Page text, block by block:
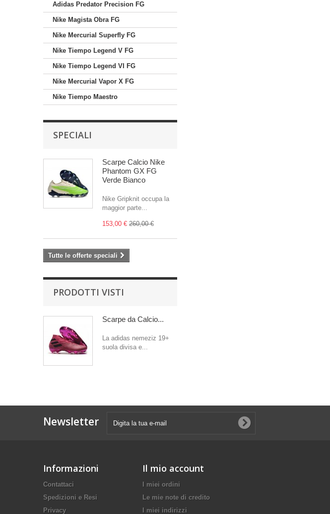
Adidas Predator Precision FG
Nike Magista Obra FG
Nike Mercurial Superfly FG
Nike Tiempo Legend V FG
Nike Tiempo Legend VI FG
Nike Mercurial Vapor X FG
Nike Tiempo Maestro
SPECIALI
Scarpe Calcio Nike
Phantom GX FG
Verde Bianco
Nike Gripknit occupa la
maggior parte...
153,00 € 260,00 €
Tutte le offerte speciali
PRODOTTI VISTI
Scarpe da Calcio...
La adidas nemeziz 19+
suola divisa e...
Newsletter
Informazioni
Contattaci
Spedizioni e Resi
Privacy
Il mio account
I miei ordini
Le mie note di credito
I miei indirizzi